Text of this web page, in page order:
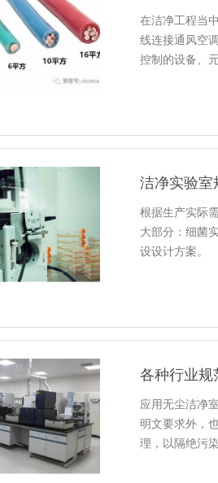
在洁净工程当
线连接通风空
控制的设备、
洁净实验室
根据生产实际
大部分：细菌
设设计方案。
各种行业规
应用无尘洁净
明文要求外，
理，以隔绝污